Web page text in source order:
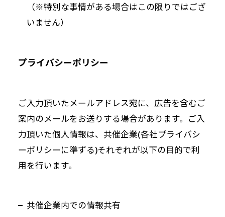
（※特別な事情がある場合はこの限りではござ
いません）
プライバシーポリシー
ご入力頂いたメールアドレス宛に、広告を含むご
案内のメールをお送りする場合があります。ご入
力頂いた個人情報は、共催企業(各社プライバシ
ーポリシーに準ずる)それぞれが以下の目的で利
用を行います。
共催企業内での情報共有